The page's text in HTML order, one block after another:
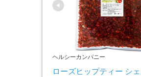
ヘルシーカンパニー
ローズヒップティー シ